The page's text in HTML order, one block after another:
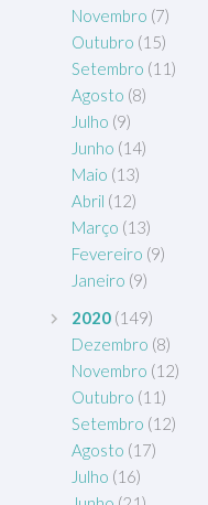
Novembro (7)
Outubro (15)
Setembro (11)
Agosto (8)
Julho (9)
Junho (14)
Maio (13)
Abril (12)
Março (13)
Fevereiro (9)
Janeiro (9)
2020 (149)
Dezembro (8)
Novembro (12)
Outubro (11)
Setembro (12)
Agosto (17)
Julho (16)